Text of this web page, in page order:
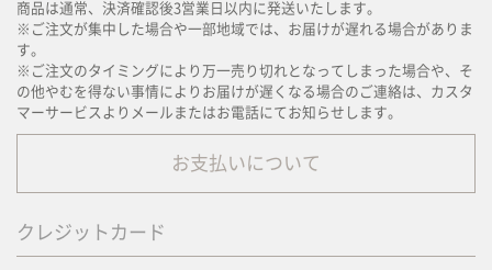
商品は通常、決済確認後3営業日以内に発送いたします。
※ご注文が集中した場合や一部地域では、お届けが遅れる場合がありま
す。
※ご注文のタイミングにより万一売り切れとなってしまった場合や、そ
の他やむを得ない事情によりお届けが遅くなる場合のご連絡は、カスタ
マーサービスよりメールまたはお電話にてお知らせします。
お支払いについて
クレジットカード